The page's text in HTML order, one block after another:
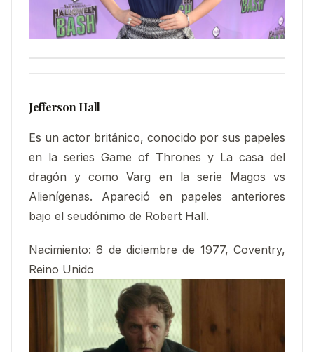
Jefferson Hall
Es un actor británico, conocido por sus papeles
en la series Game of Thrones y La casa del
dragón y como Varg en la serie Magos vs
Alienígenas. Apareció en papeles anteriores
bajo el seudónimo de Robert Hall.​
Nacimiento: 6 de diciembre de 1977, Coventry,
Reino Unido